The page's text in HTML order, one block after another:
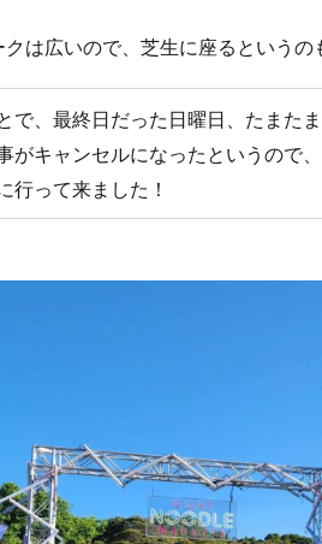
は広いので、芝生に座るというの
で、最終日だった日曜日、たまた
がキャンセルになったというので
行って来ました！